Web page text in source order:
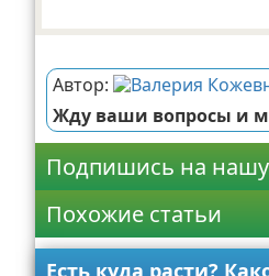
Автор:
Жду ваши вопросы и
Подпишись на нашу
Похожие статьи
Есть куда расти?